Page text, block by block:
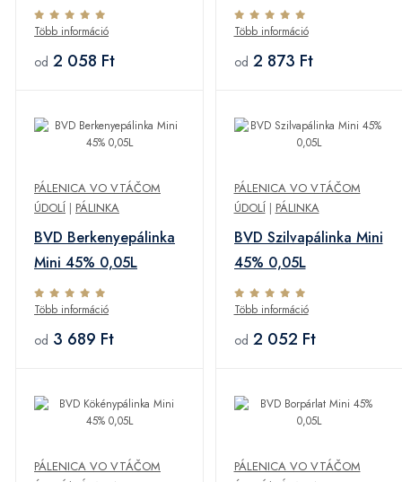
Több információ
od 2 058 Ft
Több információ
od 2 873 Ft
PÁLENICA VO VTÁČOM
ÚDOLÍ | PÁLINKA
BVD Berkenyepálinka
Mini 45% 0,05L
Több információ
od 3 689 Ft
PÁLENICA VO VTÁČOM
ÚDOLÍ| PÁLINKA
BVD Szilvapálinka Mini
45% 0,05L
Több információ
od 2 052 Ft
PÁLENICA VO VTÁČOM
PÁLENICA VO VTÁČOM